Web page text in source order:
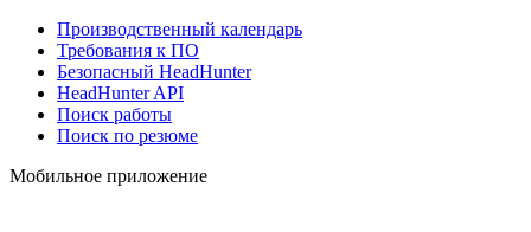
Производственный календарь
Требования к ПО
Безопасный HeadHunter
HeadHunter API
Поиск работы
Поиск по резюме
Мобильное приложение